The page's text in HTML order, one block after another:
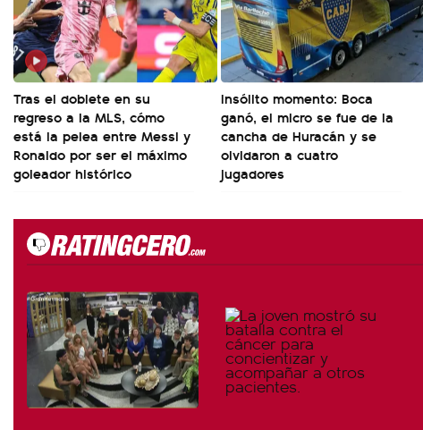
Tras el doblete en su
regreso a la MLS, cómo
está la pelea entre Messi y
Ronaldo por ser el máximo
goleador histórico
Insólito momento: Boca
ganó, el micro se fue de la
cancha de Huracán y se
olvidaron a cuatro
jugadores